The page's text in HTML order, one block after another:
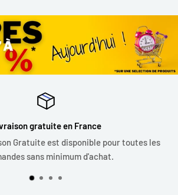
gratuite en France
Gratuite est disponible pour toutes les
sans minimum d'achat.